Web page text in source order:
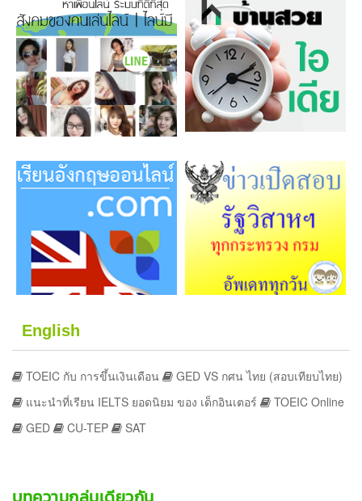
English
TOEIC กับ การขึ้นเงินเดือน
GED VS กศน ไทย (สอบเทียบไทย)
แนะนำที่เรียน IELTS ยอดนิยม ของ เด็กอินเตอร์
TOEIC Online
GED
CU-TEP SAT